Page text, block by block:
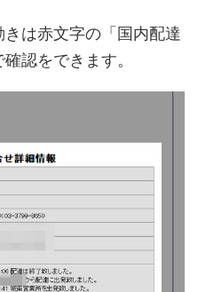
は赤文字の「国内配達
認をできます。